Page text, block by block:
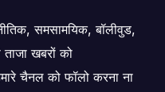
समसामयिक, बॉलीवुड,
खबरों को
चैनल को फॉलो करना ना